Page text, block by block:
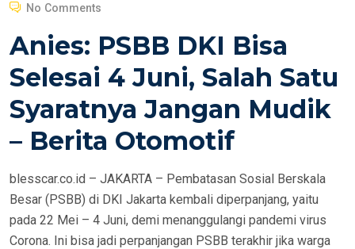
T
D
O
No Comments
Anies: PSBB DKI Bisa
Selesai 4 Juni, Salah Satu
Syaratnya Jangan Mudik
– Berita Otomotif
blesscar.co.id – JAKARTA – Pembatasan Sosial Berskala
Besar (PSBB) di DKI Jakarta kembali diperpanjang, yaitu
pada 22 Mei – 4 Juni, demi menanggulangi pandemi virus
Corona. Ini bisa jadi perpanjangan PSBB terakhir jika warga